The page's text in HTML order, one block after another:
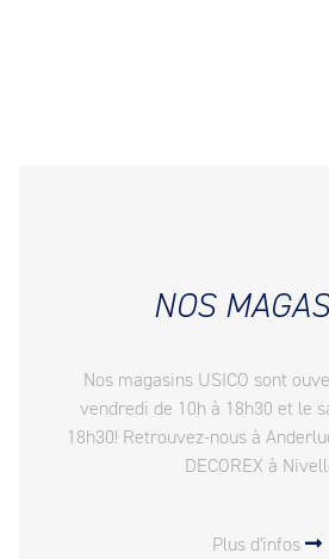
NOS
Nos magasins USICO sont
vendredi de 10h à 18h30 et le
18h30! Retrouvez-nous à
DECOREX à
Plus d'infos